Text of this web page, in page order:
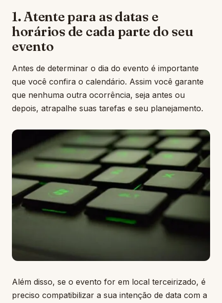
1. Atente para as datas e
horários de cada parte do seu
evento
Antes de determinar o dia do evento é importante
que você confira o calendário. Assim você garante
que nenhuma outra ocorrência, seja antes ou
depois, atrapalhe suas tarefas e seu planejamento.
Além disso, se o evento for em local terceirizado, é
preciso compatibilizar a sua intenção de data com a